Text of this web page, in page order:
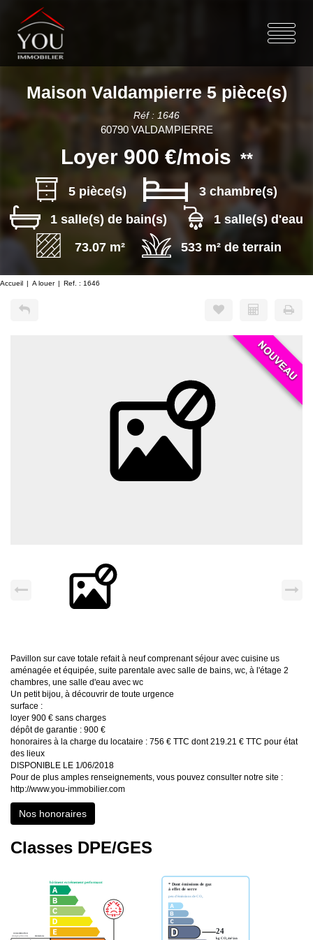
Maison Valdampierre 5 pièce(s)
Réf : 1646
60790 VALDAMPIERRE
Loyer 900 €/mois **
5 pièce(s)
3 chambre(s)
1 salle(s) de bain(s)
1 salle(s) d'eau
73.07 m²
533 m² de terrain
Accueil A louer Ref. : 1646
Pavillon sur cave totale refait à neuf comprenant séjour avec cuisine us
aménagée et équipée, suite parentale avec salle de bains, wc, à l'étage 2
chambres, une salle d'eau avec wc
Un petit bijou, à découvrir de toute urgence
surface :
loyer 900 € sans charges
dépôt de garantie : 900 €
honoraires à la charge du locataire : 756 € TTC dont 219.21 € TTC pour état
des lieux
DISPONIBLE LE 1/06/2018
Pour de plus amples renseignements, vous pouvez consulter notre site :
http://www.you-immobilier.com
Nos honoraires
Classes DPE/GES